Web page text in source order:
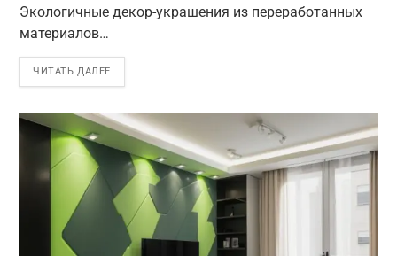
Экологичные декор-украшения из переработанных
материалов…
ЧИТАТЬ ДАЛЕЕ